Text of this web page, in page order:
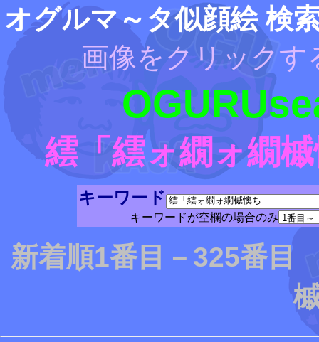
オグルマ～タ似顔絵 検
画像をクリックす
繧「繧ォ繝ォ繝槭
キーワード
キーワードが空欄の場合のみ
新着順1番目－325番目